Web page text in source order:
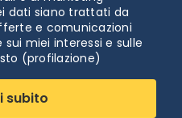
dati siano trattati da
e comunicazioni
miei interessi e sulle
(profilazione)
subito